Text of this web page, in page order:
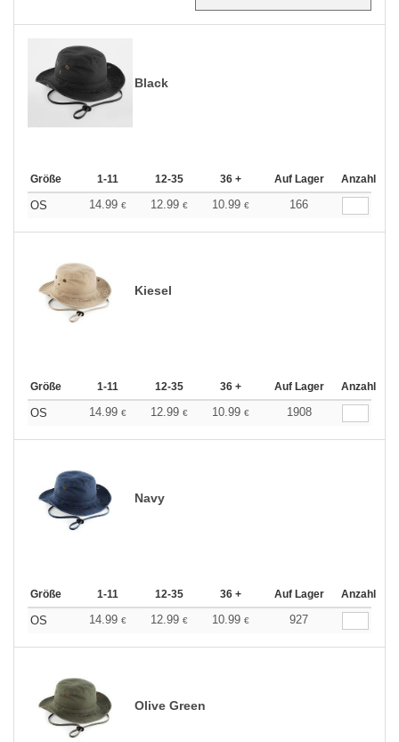
Black
Größe 1-11 12-35 36 + Auf Lager Anzahl
OS 14.99 € 12.99 € 10.99 € 166
Kiesel
Größe 1-11 12-35 36 + Auf Lager Anzahl
OS 14.99 € 12.99 € 10.99 € 1908
Navy
Größe 1-11 12-35 36 + Auf Lager Anzahl
OS 14.99 € 12.99 € 10.99 € 927
Olive Green